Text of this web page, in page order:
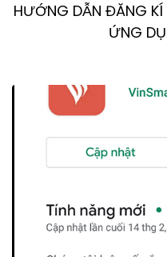
HƯỚNG DẪN ĐĂNG
ỨNG